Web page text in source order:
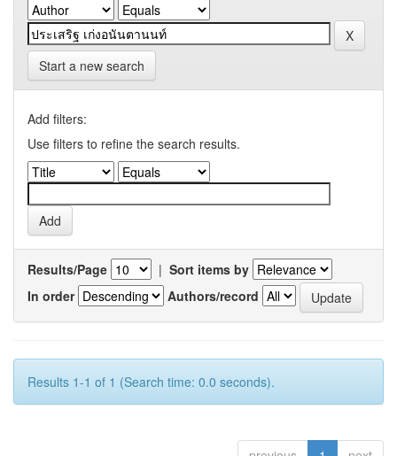
Start a new search
Add filters:
Use filters to refine the search results.
Results/Page | Sort items by
In order
Authors/record
Results 1-1 of 1 (Search time: 0.0 seconds).